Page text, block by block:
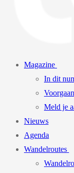
Magazine
In dit
Meld je
Nieuws
Agenda
Wandelroutes